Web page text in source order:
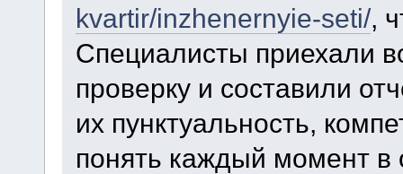
kvartir/inzhenernyie-seti/,
Специалисты приехали
проверку и составили
их пунктуальность,
понять каждый момент в